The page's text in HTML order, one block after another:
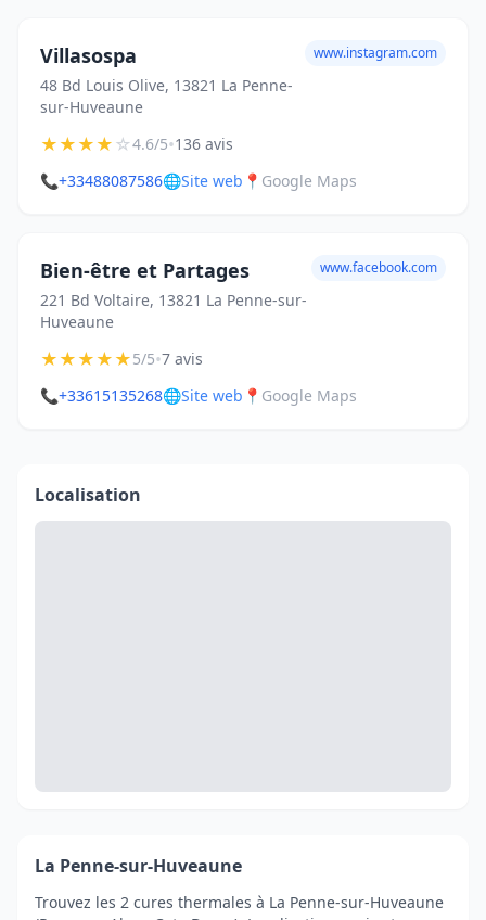
Villasospa
48 Bd Louis Olive, 13821 La Penne-
sur-Huveaune
www.instagram.com
★★★★☆4.6/5•136 avis
📞+33488087586🌐Site web 📍 Google Maps
Bien-être et Partages
221 Bd Voltaire, 13821 La Penne-sur-
Huveaune
www.facebook.com
★★★★★5/5•7 avis
📞+33615135268🌐Site web 📍 Google Maps
Localisation
La Penne-sur-Huveaune
Trouvez les 2 cures thermales à La Penne-sur-Huveaune